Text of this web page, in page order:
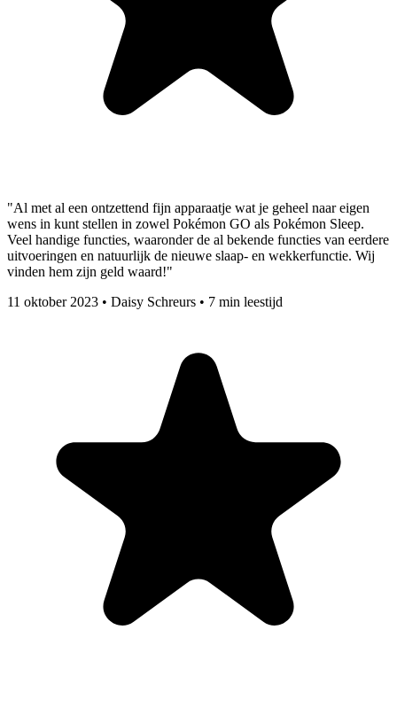
"Al met al een ontzettend fijn apparaatje wat je geheel naar eigen
wens in kunt stellen in zowel Pokémon GO als Pokémon Sleep.
Veel handige functies, waaronder de al bekende functies van eerdere
uitvoeringen en natuurlijk de nieuwe slaap- en wekkerfunctie. Wij
vinden hem zijn geld waard!"
11 oktober 2023 • Daisy Schreurs • 7 min leestijd